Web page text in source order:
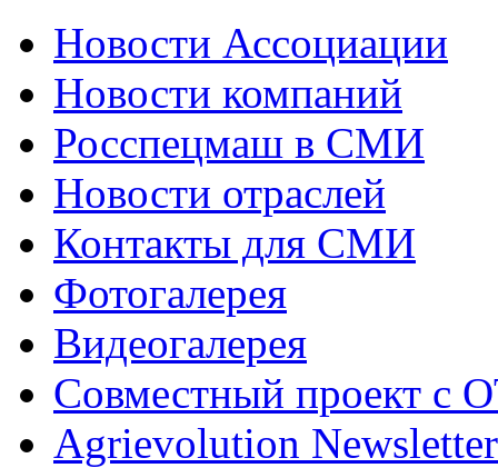
Новости Ассоциации
Новости компаний
Росспецмаш в СМИ
Новости отраслей
Контакты для СМИ
Фотогалерея
Видеогалерея
Совместный проект с
Agrievolution Newsletter